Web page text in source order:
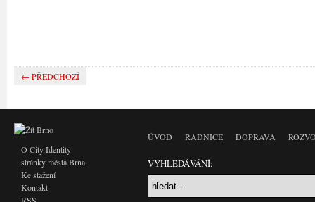
← PŘEDCHOZÍ
O City Identity
stránky města Brna
Ke stažení
Kontakt
ÚVOD RADNICE DOPRAVA
VYHLEDÁVÁNÍ: